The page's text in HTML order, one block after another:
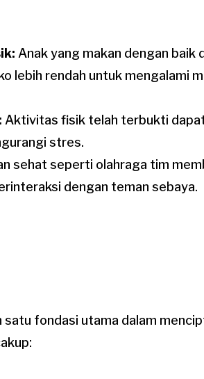
Anak yang makan dengan baik
lebih rendah untuk mengalami
Aktivitas fisik telah terbukti
stres.
sehat seperti olahraga tim
dengan teman sebaya.
satu fondasi utama dalam